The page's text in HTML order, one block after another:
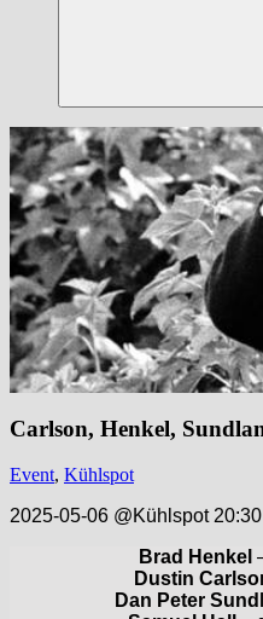
Carlson, Henkel,
Event, Kühlspot
2025-05-06 @Kühlspot 20:30
Brad Henkel
Dustin
Dan Peter